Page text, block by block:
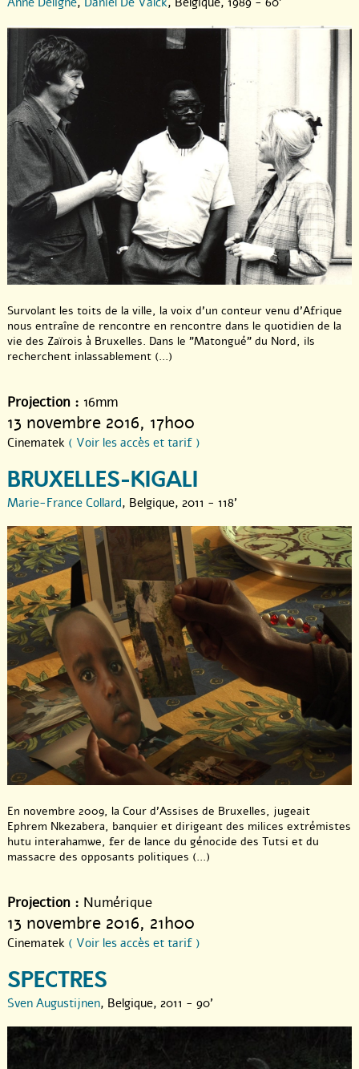
Survolant les toits de la ville, la voix d’un conteur venu d’Afrique
nous entraîne de rencontre en rencontre dans le quotidien de la
vie des Zaïrois à Bruxelles. Dans le "Matongué" du Nord, ils
recherchent inlassablement (...)
Projection : 16mm
13 novembre 2016, 17h00
Cinematek ( Voir les accès et tarif )
BRUXELLES-KIGALI
Marie-France Collard, Belgique, 2011 - 118'
En novembre 2009, la Cour d’Assises de Bruxelles, jugeait
Ephrem Nkezabera, banquier et dirigeant des milices extrémistes
hutu interahamwe, fer de lance du génocide des Tutsi et du
massacre des opposants politiques (...)
Projection : Numérique
13 novembre 2016, 21h00
Cinematek ( Voir les accès et tarif )
SPECTRES
Sven Augustijnen, Belgique, 2011 - 90'